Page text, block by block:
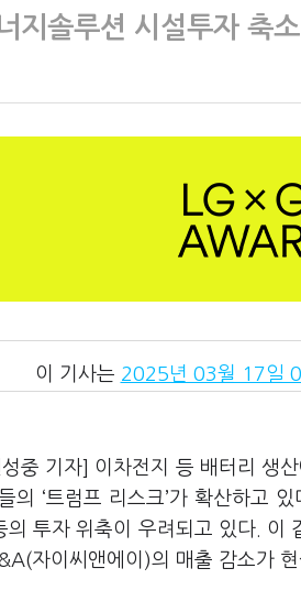
지솔루션 시설투자 축
이 기사는 2025년 03월 17일
중 기자] 이차전지 등 배터리 생
의 ‘트럼프 리스크’가 확산하고
의 투자 위축이 우려되고 있다. 이
자이씨앤에이)의 매출 감소가 현